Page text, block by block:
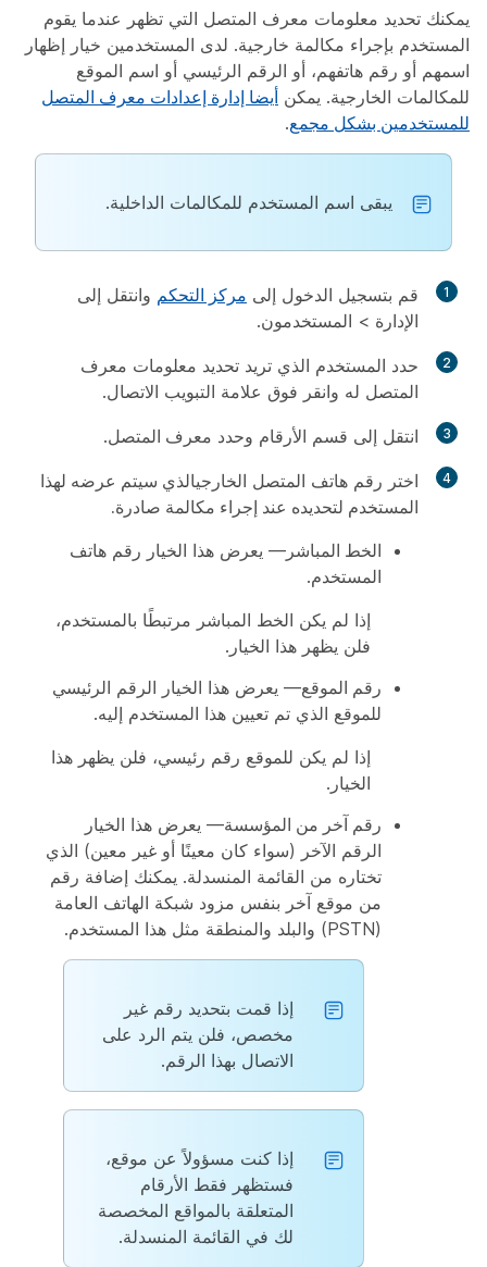
يمكنك تحديد معلومات معرف المتصل التي تظهر عندما يقوم
المستخدم بإجراء مكالمة خارجية. لدى المستخدمين خيار إظهار
اسمهم أو رقم هاتفهم، أو الرقم الرئيسي أو اسم الموقع
للمكالمات الخارجية. يمكن أيضا إدارة إعدادات معرف المتصل
للمستخدمين بشكل مجمع.
يبقى اسم المستخدم للمكالمات الداخلية.
1 قم بتسجيل الدخول إلى مركز التحكم وانتقل إلى
الإدارة > المستخدمون.
2
حدد المستخدم الذي تريد تحديد معلومات معرف
المتصل له وانقر فوق علامة التبويب الاتصال.
3 انتقل إلى قسم الأرقام وحدد معرف المتصل.
4 اختر رقم هاتف المتصل الخارجيالذي سيتم عرضه لهذا
المستخدم لتحديده عند إجراء مكالمة صادرة.
الخط المباشر — يعرض هذا الخيار رقم هاتف
المستخدم.
إذا لم يكن الخط المباشر مرتبطًا بالمستخدم،
فلن يظهر هذا الخيار.
رقم الموقع— يعرض هذا الخيار الرقم الرئيسي
للموقع الذي تم تعيين هذا المستخدم إليه.
إذا لم يكن للموقع رقم رئيسي، فلن يظهر هذا
الخيار.
رقم آخر من المؤسسة— يعرض هذا الخيار
الرقم الآخر (سواء كان معينًا أو غير معين) الذي
تختاره من القائمة المنسدلة. يمكنك إضافة رقم
من موقع آخر بنفس مزود شبكة الهاتف العامة
(PSTN) والبلد والمنطقة مثل هذا المستخدم.
إذا قمت بتحديد رقم غير
مخصص، فلن يتم الرد على
الاتصال بهذا الرقم.
إذا كنت مسؤولاً عن موقع،
فستظهر فقط الأرقام
المتعلقة بالمواقع المخصصة
لك في القائمة المنسدلة.